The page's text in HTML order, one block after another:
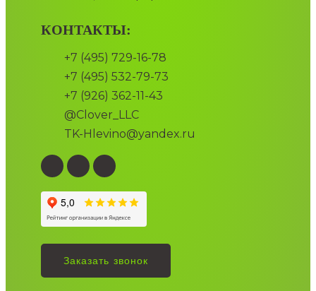
КОНТАКТЫ:
+7 (495) 729-16-78
+7 (495) 532-79-73
+7 (926) 362-11-43
@Clover_LLC
TK-Hlevino@yandex.ru
Заказать звонок